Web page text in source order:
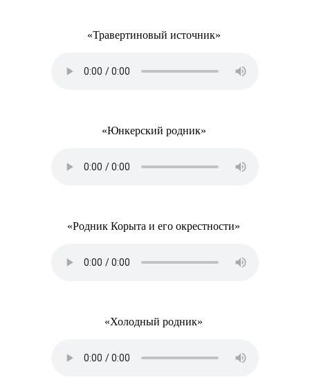
«Травертиновый источник»
«Юнкерский родник»
«Родник Корыта и его окрестности»
«Холодный родник»